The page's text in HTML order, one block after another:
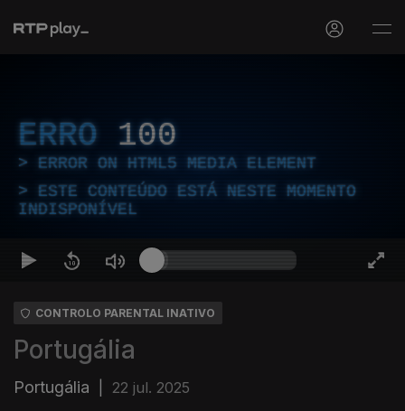
ERRO 100
ERROR ON HTML5 MEDIA ELEMENT
ESTE CONTEÚDO ESTÁ NESTE MOMENTO
INDISPONÍVEL
CONTROLO PARENTAL INATIVO
Portugália
Portugália 22 jul. 2025